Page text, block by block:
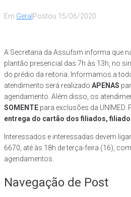
Em Geral Postou 15/06/2020
A Secretaria da Assufsm informa que
plantão presencial das 7h às 13h, no
do prédio da reitoria. Informamos a
atendimento será realizado APENAS
agendamento. Além disso, os
SOMENTE para exclusões da UNIMED.
entrega do cartão dos filiados,
Interessados e interessadas devem
6670, até às 18h de terça-feira (16),
agendamentos.
Navegação de Post